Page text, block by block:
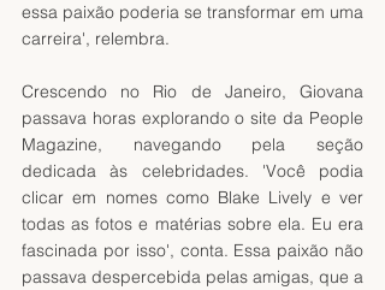
essa paixão poderia se transformar em uma
carreira', relembra.
Crescendo no Rio de Janeiro, Giovana
passava horas explorando o site da People
Magazine, navegando pela seção
dedicada às celebridades. 'Você podia
clicar em nomes como Blake Lively e ver
todas as fotos e matérias sobre ela. Eu era
fascinada por isso', conta. Essa paixão não
passava despercebida pelas amigas, que a